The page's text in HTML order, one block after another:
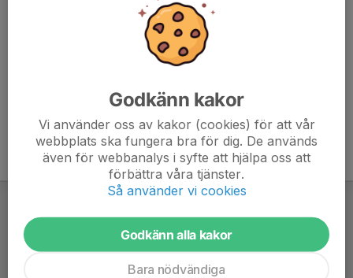
Godkänn kakor
Vi använder oss av kakor (cookies) för att vår
webbplats ska fungera bra för dig. De används
även för webbanalys i syfte att hjälpa oss att
förbättra våra tjänster.
Så använder vi cookies
Godkänn alla kakor
Bara nödvändiga